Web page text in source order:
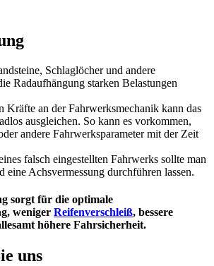
Schlaglöcher und andere
Radaufhängung starken Belastungen
Kräfte an der Fahrwerksmechanik kann das
ausgleichen. So kann es vorkommen,
andere Fahrwerksparameter mit der Zeit
falsch eingestellten Fahrwerks sollte man
eine Achsvermessung durchführen lassen.
sorgt für die optimale
weniger Reifenverschleiß, bessere
höhere Fahrsicherheit.
uns